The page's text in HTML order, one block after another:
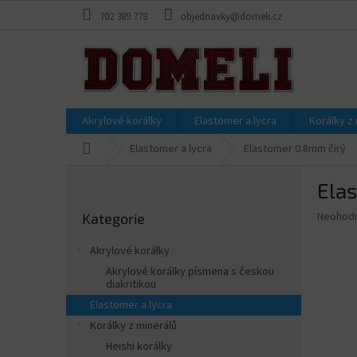
702 389 778 objednavky@domeli.cz
Akrylové korálky Elastomer a lycra Korálky z
Elastomer a lycra Elastomer 0.8mm čirý
n
í
kategorie
Kategorie
Akrylové korálky
Akrylové korálky písmena s českou
diakritikou
Elastomer a lycra
Korálky z minerálů
Heishi korálky